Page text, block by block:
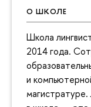
О ШКОЛЕ
Школа
2014 года.
и